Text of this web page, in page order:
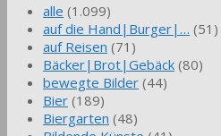
alle (1.099)
auf die Hand|Burger|… (51)
auf Reisen (71)
Bäcker|Brot|Gebäck (80)
bewegte Bilder (44)
Bier (189)
Biergarten (48)